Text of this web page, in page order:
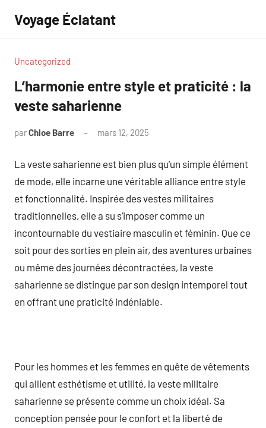
contenu
Voyage Éclatant
Uncategorized
L’harmonie entre style et praticité : la
veste saharienne
parChloe Barre mars 12, 2025
La veste saharienne est bien plus qu’un simple élément
de mode, elle incarne une véritable alliance entre style
et fonctionnalité. Inspirée des vestes militaires
traditionnelles, elle a su s’imposer comme un
incontournable du vestiaire masculin et féminin. Que ce
soit pour des sorties en plein air, des aventures urbaines
ou même des journées décontractées, la veste
saharienne se distingue par son design intemporel tout
en offrant une praticité indéniable.
Pour les hommes et les femmes en quête de vêtements
qui allient esthétisme et utilité, la veste militaire
saharienne se présente comme un choix idéal. Sa
conception pensée pour le confort et la liberté de